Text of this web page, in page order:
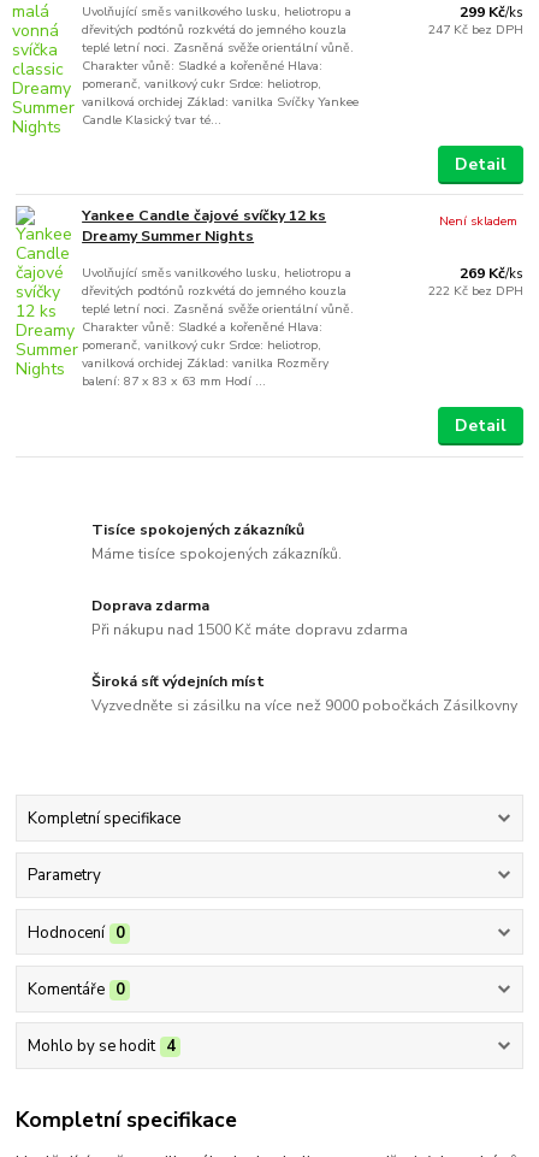
Uvolňující směs vanilkového lusku, heliotropu a
dřevitých podtónů rozkvétá do jemného kouzla
teplé letní noci. Zasněná svěže orientální vůně.
Charakter vůně: Sladké a kořeněné Hlava:
pomeranč, vanilkový cukr Srdce: heliotrop,
vanilková orchidej Základ: vanilka Svíčky Yankee
Candle Klasický tvar té...
299 Kč/ks
247 Kč bez DPH
Detail
Yankee Candle čajové svíčky 12 ks
Dreamy Summer Nights
Uvolňující směs vanilkového lusku, heliotropu a
dřevitých podtónů rozkvétá do jemného kouzla
teplé letní noci. Zasněná svěže orientální vůně.
Charakter vůně: Sladké a kořeněné Hlava:
pomeranč, vanilkový cukr Srdce: heliotrop,
vanilková orchidej Základ: vanilka Rozměry
balení: 87 x 83 x 63 mm Hodí ...
269 Kč/ks
222 Kč bez DPH
Není skladem
Detail
Tisíce spokojených zákazníků
Máme tisíce spokojených zákazníků.
Doprava zdarma
Při nákupu nad 1500 Kč máte dopravu zdarma
Široká síť výdejních míst
Vyzvedněte si zásilku na více než 9000 pobočkách Zásilkovny
Kompletní specifikace
Parametry
Hodnocení 0
Komentáře 0
Mohlo by se hodit 4
Kompletní specifikace